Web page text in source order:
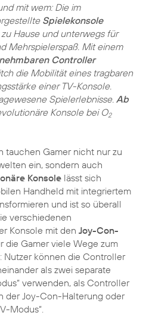
mit wem: Die im
Spielekonsole
Hause und unterwegs für
Mehrspielerspaß. Mit einem
Controller
die Mobilität eines tragbaren
einer TV-Konsole.
Spielerlebnisse. Ab
Konsole bei O2
tauchen Gamer nicht nur zu
ein, sondern auch
Konsole lässt sich
Handheld mit integriertem
und ist so überall
verschiedenen
Konsole mit den Joy-Con-
die Gamer viele Wege zum
Nutzer können die Controller
als zwei separate
verwenden, als Controller
der Joy-Con-Halterung oder
Modus“.